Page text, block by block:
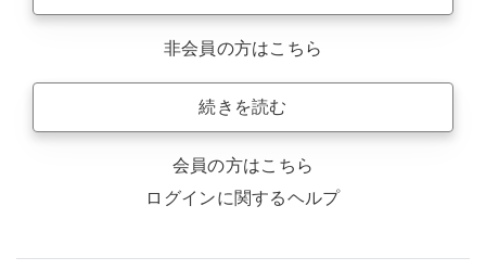
非会員の方はこちら
続きを読む
会員の方はこちら
ログインに関するヘルプ